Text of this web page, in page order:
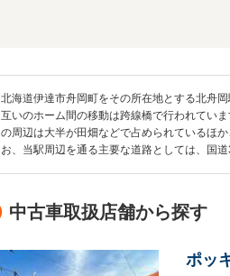
北海道伊達市舟岡町をその所在地とする北舟
互いのホーム間の移動は跨線橋で行われてい
の周辺は大半が田畑などで占められているほ
お、当駅周辺を通る主要な道路としては、国
中古車取扱店舗から探す
ポッ